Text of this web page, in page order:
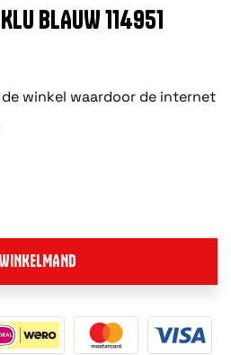
BLAUW 114951
winkel waardoor de internet